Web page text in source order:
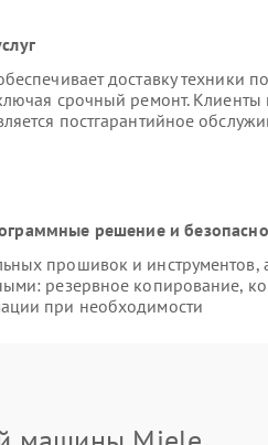
доставку техники
срочный ремонт. Клиенты
постгарантийное
решение и
прошивок и инструментов,
резервное копирование,
при необходимости